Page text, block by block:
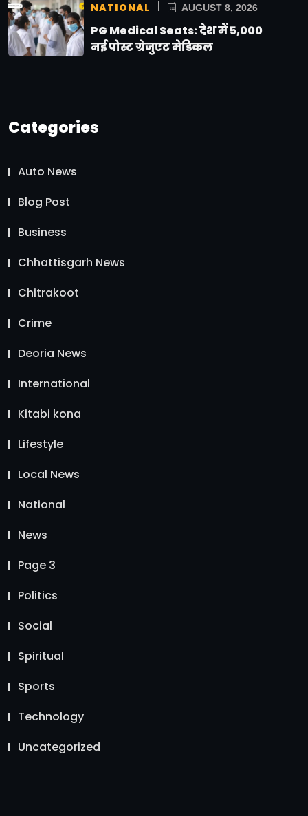
NATIONAL AUGUST 8, 2026
PG Medical Seats: देश में 5,000
नई पोस्ट ग्रेजुएट मेडिकल
Categories
Auto News
Blog Post
Business
Chhattisgarh News
Chitrakoot
Crime
Deoria News
International
Kitabi kona
Lifestyle
Local News
National
News
Page 3
Politics
Social
Spiritual
Sports
Technology
Uncategorized